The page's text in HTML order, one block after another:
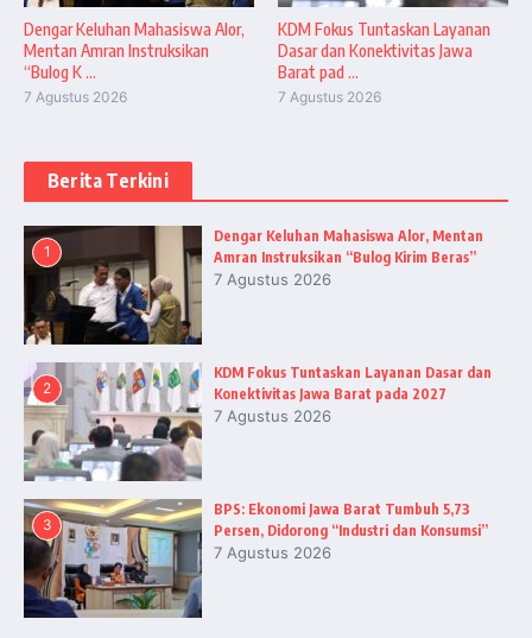
Dengar Keluhan Mahasiswa Alor,
Mentan Amran Instruksikan
“Bulog K ...
7 Agustus 2026
KDM Fokus Tuntaskan Layanan
Dasar dan Konektivitas Jawa
Barat pad ...
7 Agustus 2026
Berita Terkini
1
Dengar Keluhan Mahasiswa Alor, Mentan
Amran Instruksikan “Bulog Kirim Beras”
7 Agustus 2026
2
KDM Fokus Tuntaskan Layanan Dasar dan
Konektivitas Jawa Barat pada 2027
7 Agustus 2026
3
BPS: Ekonomi Jawa Barat Tumbuh 5,73
Persen, Didorong “Industri dan Konsumsi”
7 Agustus 2026